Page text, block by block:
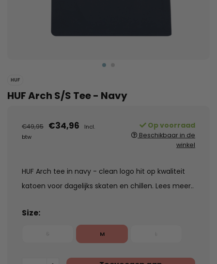
HUF
HUF Arch S/S Tee - Navy
€49,95 €34,96
Incl.
btw
Op voorraad
Beschikbaar in de
winkel
HUF Arch tee in navy - clean logo hit op kwaliteit
katoen voor dagelijks skaten en chillen. Lees meer..
Size:
M